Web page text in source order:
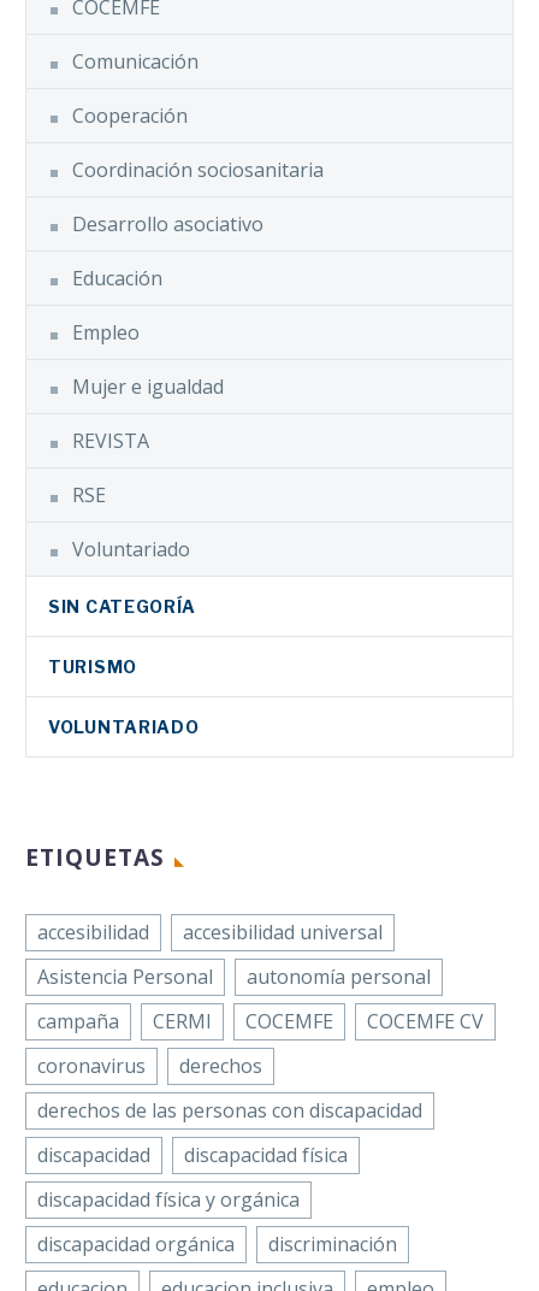
COCEMFE
Comunicación
Cooperación
Coordinación sociosanitaria
Desarrollo asociativo
Educación
Empleo
Mujer e igualdad
REVISTA
RSE
Voluntariado
SIN CATEGORÍA
TURISMO
VOLUNTARIADO
ETIQUETAS
accesibilidad
accesibilidad universal
Asistencia Personal
autonomía personal
campaña
CERMI COCEMFE
COCEMFE CV
coronavirus
derechos
derechos de las personas con discapacidad
discapacidad
discapacidad física
discapacidad física y orgánica
discapacidad orgánica
discriminación